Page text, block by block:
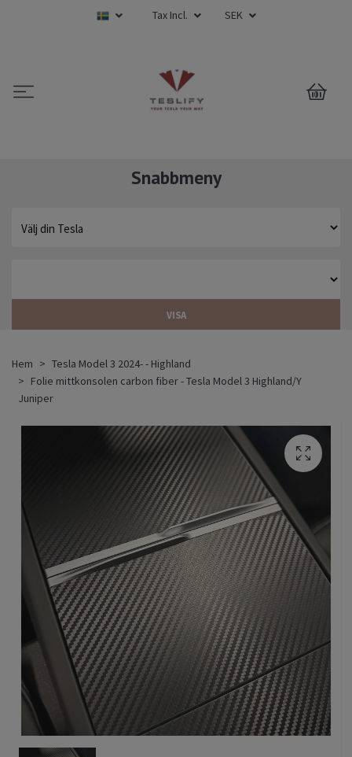
Tax Incl. SEK
0
Snabbmeny
VISA
Hem
Tesla Model 3 2024- - Highland
Folie mittkonsolen carbon fiber - Tesla Model 3 Highland/Y
Juniper